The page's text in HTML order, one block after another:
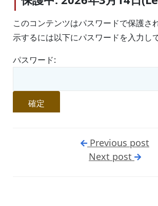
このコンテンツはパスワードで保護さ
示するには以下にパスワードを入力し
パスワード:
Previous post
Next post